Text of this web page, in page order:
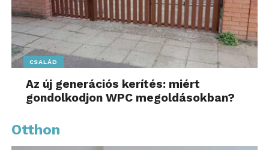
CSALÁD
Az új generációs kerítés: miért
gondolkodjon WPC megoldásokban?
Otthon